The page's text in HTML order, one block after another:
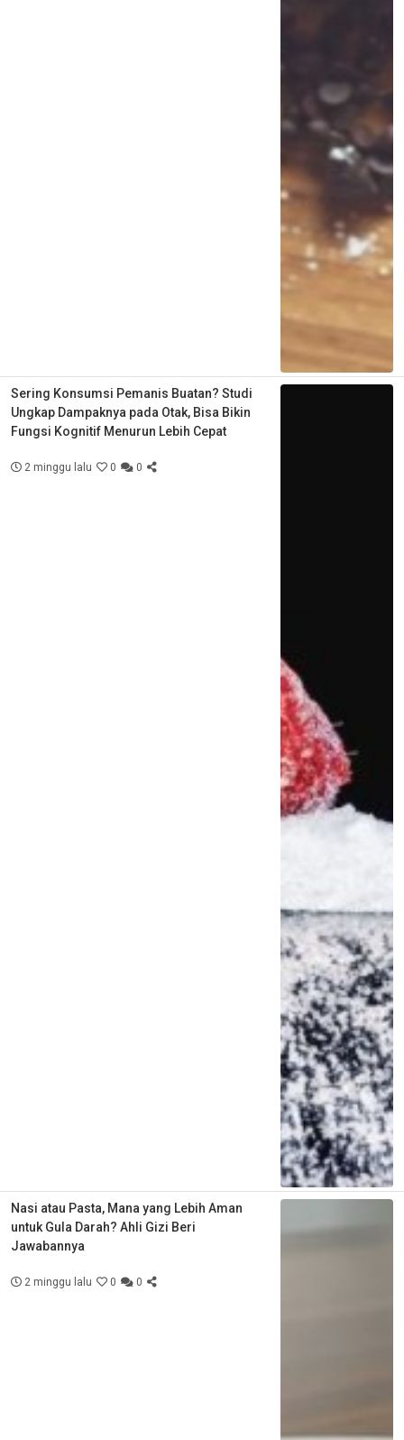
Sering Konsumsi Pemanis Buatan? Studi
Ungkap Dampaknya pada Otak, Bisa Bikin
Fungsi Kognitif Menurun Lebih Cepat
2 minggu lalu 0 0
Nasi atau Pasta, Mana yang Lebih Aman
untuk Gula Darah? Ahli Gizi Beri
Jawabannya
2 minggu lalu 0 0